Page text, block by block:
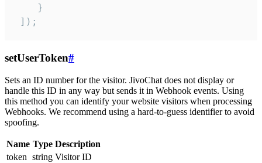
    }
]);
setUserToken#
Sets an ID number for the visitor. JivoChat does not display or
handle this ID in any way but sends it in Webhook events. Using
this method you can identify your website visitors when processing
Webhooks. We recommend using a hard-to-guess identifier to avoid
spoofing.
Name Type Description
token string Visitor ID